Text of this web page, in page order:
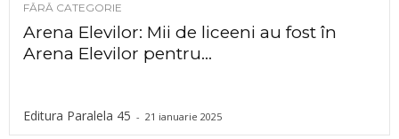
FĂRĂ CATEGORIE
Arena Elevilor: Mii de liceeni au fost în
Arena Elevilor pentru...
Editura Paralela 45 - 21 ianuarie 2025